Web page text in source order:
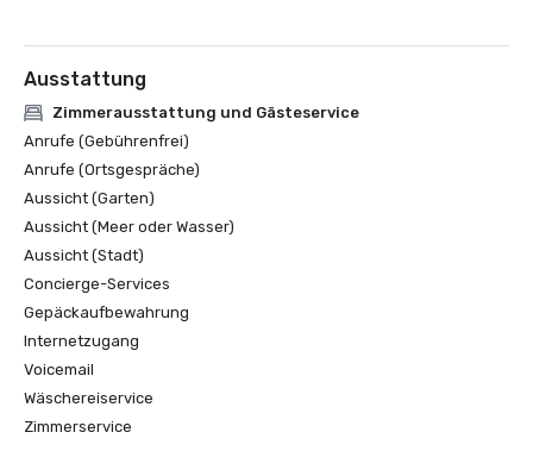
Ausstattung
Zimmerausstattung und Gästeservice
Anrufe (Gebührenfrei)
Anrufe (Ortsgespräche)
Aussicht (Garten)
Aussicht (Meer oder Wasser)
Aussicht (Stadt)
Concierge-Services
Gepäckaufbewahrung
Internetzugang
Voicemail
Wäschereiservice
Zimmerservice